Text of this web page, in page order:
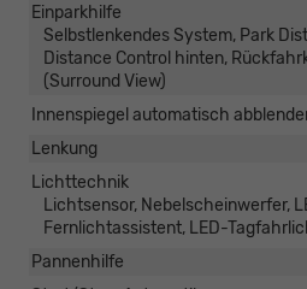
Einparkhilfe
Selbstlenkendes System, Park
Distance Control hinten,
(Surround View)
Innenspiegel automatisch
Lenkung
Lichttechnik
Lichtsensor, Nebelscheinwerfer,
Fernlichtassistent, LED-
Pannenhilfe